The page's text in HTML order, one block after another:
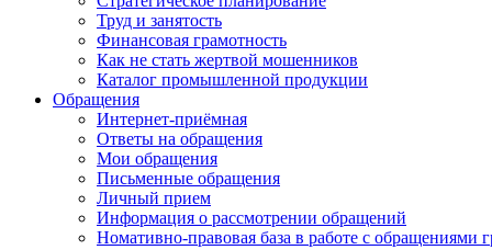
Труд и занятость
Финансовая грамотность
Как не стать жертвой мошенников
Каталог промышленной продукции
Обращения
Интернет-приёмная
Ответы на обращения
Мои обращения
Письменные обращения
Личный прием
Информация о рассмотрении обращений
Номативно-правовая база в работе с обращениями